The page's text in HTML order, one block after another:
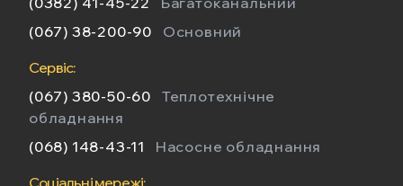
(067) 38-200-90
Основний
Сервіс:
(067) 380-50-60
Теплотехнічне
обладнання
(068) 148-43-11
Насосне обладнання
Соціальні мережі: